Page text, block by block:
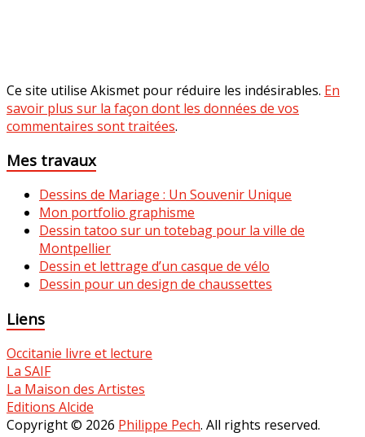
Ce site utilise Akismet pour réduire les indésirables. En
savoir plus sur la façon dont les données de vos
commentaires sont traitées.
Mes travaux
Dessins de Mariage : Un Souvenir Unique
Mon portfolio graphisme
Dessin tatoo sur un totebag pour la ville de
Montpellier
Dessin et lettrage d’un casque de vélo
Dessin pour un design de chaussettes
Liens
Occitanie livre et lecture
La SAIF
La Maison des Artistes
Editions Alcide
Copyright © 2026 Philippe Pech. All rights reserved.